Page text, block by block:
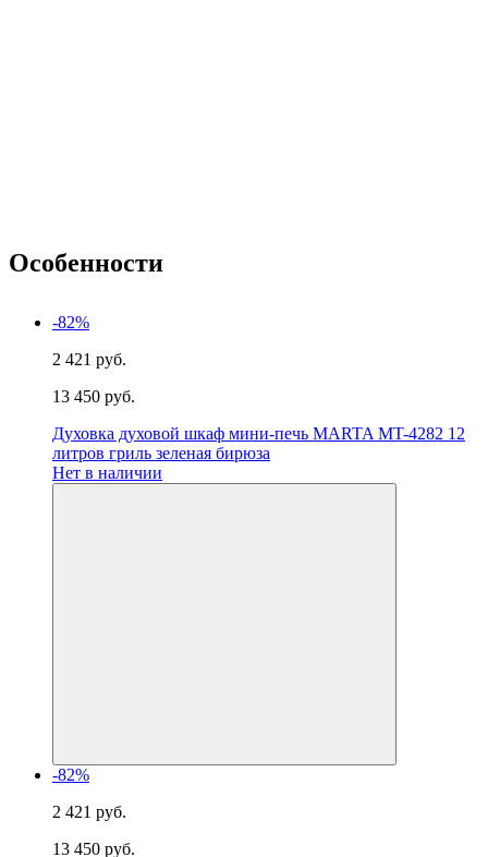
Особенности
-82%
2 421 руб.
13 450 руб.
Духовка духовой шкаф мини-печь MARTA MT-4282 12
литров гриль зеленая бирюза
Нет в наличии
-82%
2 421 руб.
13 450 руб.